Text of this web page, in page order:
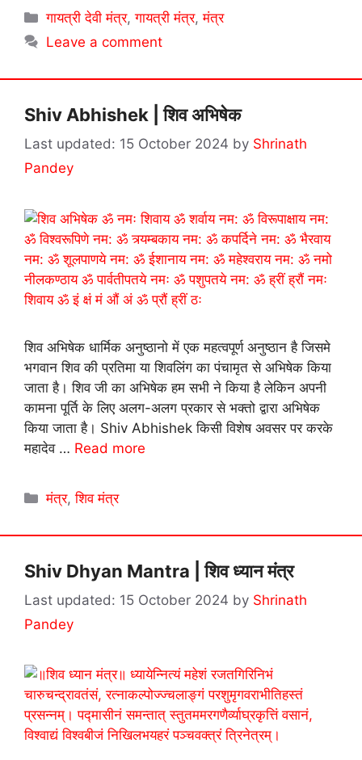
Categories
गायत्री देवी मंत्र,गायत्री मंत्र,मंत्र
Leave a comment
Shiv Abhishek | शिव अभिषेक
15 October 2024 by Shrinath
Pandey
शिव अभिषेक धार्मिक अनुष्ठानो में एक महत्वपूर्ण अनुष्ठान है जिसमे
भगवान शिव की प्रतिमा या शिवलिंग का पंचामृत से अभिषेक किया
जाता है। शिव जी का अभिषेक हम सभी ने किया है लेकिन अपनी
कामना पूर्ति के लिए अलग-अलग प्रकार से भक्तो द्वारा अभिषेक
किया जाता है। Shiv Abhishek किसी विशेष अवसर पर करके
महादेव … Read more
Categories
मंत्र,शिव मंत्र
Shiv Dhyan Mantra | शिव ध्यान मंत्र
15 October 2024 by Shrinath
Pandey